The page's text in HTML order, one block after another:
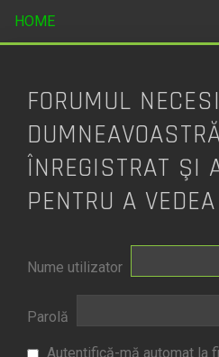
HOME
FORUMUL
ÎNREGISTRAT ŞI
PENTRU A
Nume utilizator
Parolă
Autentifică-mă automat la